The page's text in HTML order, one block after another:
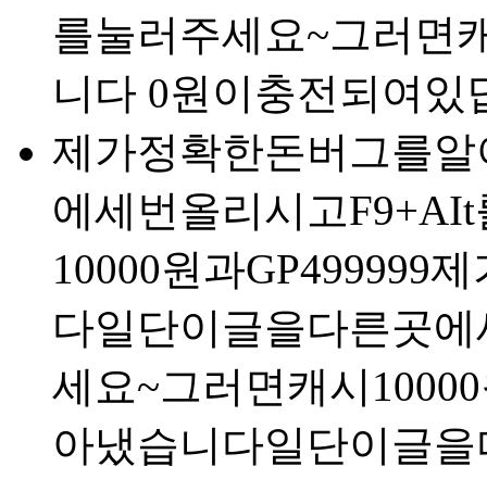
를눌러주세요~그러면
니다 0원이충전되여
제가정확한돈버그를
에세번올리시고
10000원과GP499999
다일단이글을다른곳
세요~그러면캐시
아냈습니다일단이글